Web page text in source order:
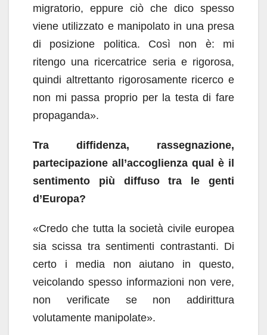
migratorio, eppure ciò che dico spesso
viene utilizzato e manipolato in una presa
di posizione politica. Così non è: mi
ritengo una ricercatrice seria e rigorosa,
quindi altrettanto rigorosamente ricerco e
non mi passa proprio per la testa di fare
propaganda».
Tra diffidenza, rassegnazione,
partecipazione all’accoglienza qual è il
sentimento più diffuso tra le genti
d’Europa?
«Credo che tutta la società civile europea
sia scissa tra sentimenti contrastanti. Di
certo i media non aiutano in questo,
veicolando spesso informazioni non vere,
non verificate se non addirittura
volutamente manipolate».